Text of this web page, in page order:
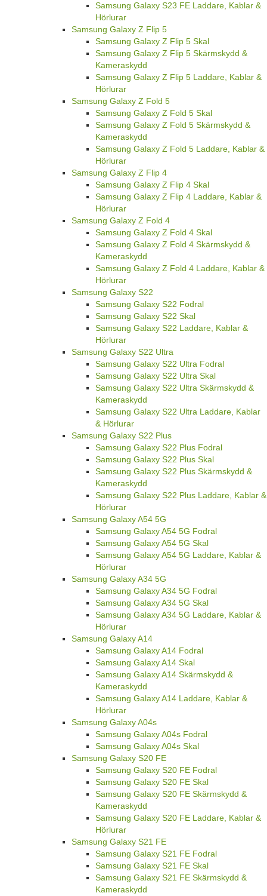
Samsung Galaxy S23 FE Laddare, Kablar &
Hörlurar
Samsung Galaxy Z Flip 5
Samsung Galaxy Z Flip 5 Skal
Samsung Galaxy Z Flip 5 Skärmskydd &
Kameraskydd
Samsung Galaxy Z Flip 5 Laddare, Kablar &
Hörlurar
Samsung Galaxy Z Fold 5
Samsung Galaxy Z Fold 5 Skal
Samsung Galaxy Z Fold 5 Skärmskydd &
Kameraskydd
Samsung Galaxy Z Fold 5 Laddare, Kablar &
Hörlurar
Samsung Galaxy Z Flip 4
Samsung Galaxy Z Flip 4 Skal
Samsung Galaxy Z Flip 4 Laddare, Kablar &
Hörlurar
Samsung Galaxy Z Fold 4
Samsung Galaxy Z Fold 4 Skal
Samsung Galaxy Z Fold 4 Skärmskydd &
Kameraskydd
Samsung Galaxy Z Fold 4 Laddare, Kablar &
Hörlurar
Samsung Galaxy S22
Samsung Galaxy S22 Fodral
Samsung Galaxy S22 Skal
Samsung Galaxy S22 Laddare, Kablar &
Hörlurar
Samsung Galaxy S22 Ultra
Samsung Galaxy S22 Ultra Fodral
Samsung Galaxy S22 Ultra Skal
Samsung Galaxy S22 Ultra Skärmskydd &
Kameraskydd
Samsung Galaxy S22 Ultra Laddare, Kablar
& Hörlurar
Samsung Galaxy S22 Plus
Samsung Galaxy S22 Plus Fodral
Samsung Galaxy S22 Plus Skal
Samsung Galaxy S22 Plus Skärmskydd &
Kameraskydd
Samsung Galaxy S22 Plus Laddare, Kablar &
Hörlurar
Samsung Galaxy A54 5G
Samsung Galaxy A54 5G Fodral
Samsung Galaxy A54 5G Skal
Samsung Galaxy A54 5G Laddare, Kablar &
Hörlurar
Samsung Galaxy A34 5G
Samsung Galaxy A34 5G Fodral
Samsung Galaxy A34 5G Skal
Samsung Galaxy A34 5G Laddare, Kablar &
Hörlurar
Samsung Galaxy A14
Samsung Galaxy A14 Fodral
Samsung Galaxy A14 Skal
Samsung Galaxy A14 Skärmskydd &
Kameraskydd
Samsung Galaxy A14 Laddare, Kablar &
Hörlurar
Samsung Galaxy A04s
Samsung Galaxy A04s Fodral
Samsung Galaxy A04s Skal
Samsung Galaxy S20 FE
Samsung Galaxy S20 FE Fodral
Samsung Galaxy S20 FE Skal
Samsung Galaxy S20 FE Skärmskydd &
Kameraskydd
Samsung Galaxy S20 FE Laddare, Kablar &
Hörlurar
Samsung Galaxy S21 FE
Samsung Galaxy S21 FE Fodral
Samsung Galaxy S21 FE Skal
Samsung Galaxy S21 FE Skärmskydd &
Kameraskydd